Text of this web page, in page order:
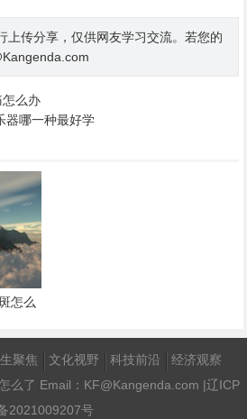
上传分享，仅供网友学习交流。若您的
么办
器哪一种最好学
怎么
聚焦 文化视野 科技前沿
经济观察
么了 Email：KF@Kangenda.com |辽ICP
2021009207号